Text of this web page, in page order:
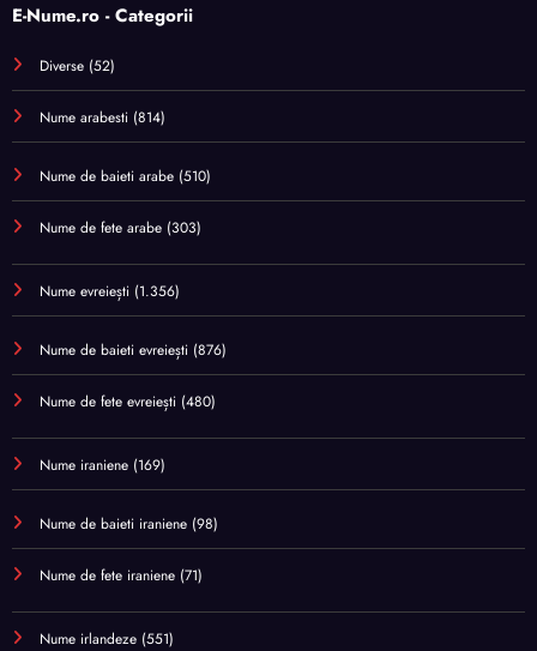
E-Nume.ro - Categorii
Diverse (52)
Nume arabesti (814)
Nume de baieti arabe (510)
Nume de fete arabe (303)
Nume evreiești (1.356)
Nume de baieti evreiești (876)
Nume de fete evreiești (480)
Nume iraniene (169)
Nume de baieti iraniene (98)
Nume de fete iraniene (71)
Nume irlandeze (551)